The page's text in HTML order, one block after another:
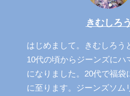
きむしろう
はじめまして。きむしろう
10代の頃からジーンズにハ
になりました。20代で福袋
に至ります。ジーンズソム